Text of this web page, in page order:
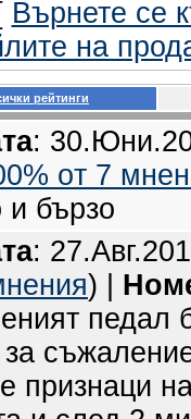
[ Върнете се
на
рейтинги
:
oт 7
и бързо
:
) |
педал
за
признаци